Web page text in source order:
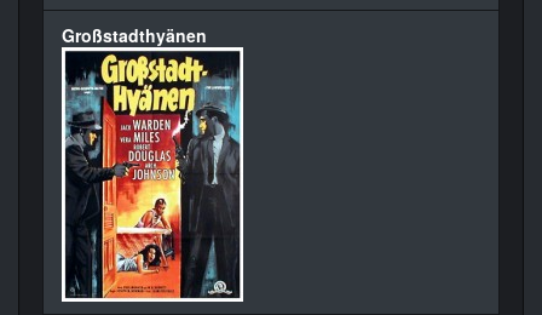
Großstadthyänen